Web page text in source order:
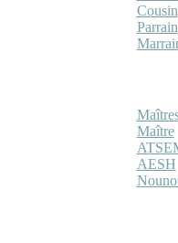
Cousin
Parrain
Maître
AESH